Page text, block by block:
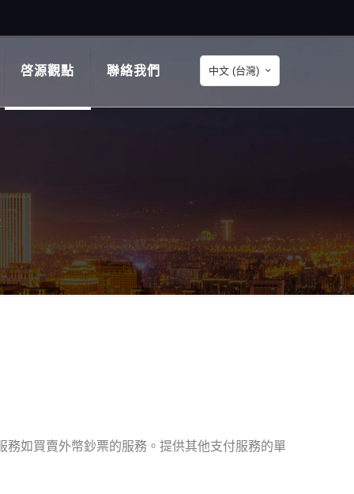
啓源觀點 聯絡我們 中文 (台灣)
務如買賣外幣鈔票的服務。提供其他支付服務的單